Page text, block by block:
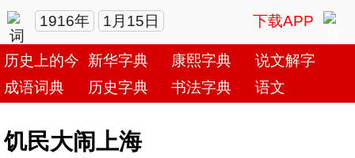
1916年 1月15日 下载APP
历史上的今天新华字典 康熙字典
说文解字
成语词典
历史字典 书法字典 语文
饥民大闹上海